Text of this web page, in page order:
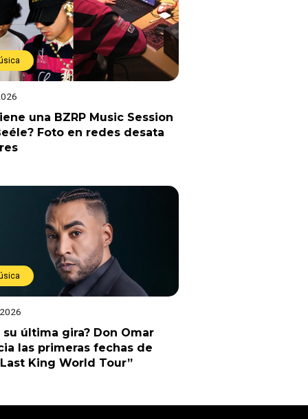
una BZRP Music Session
Foto en redes desata
su última gira? Don Omar
las primeras fechas de
King World Tour”